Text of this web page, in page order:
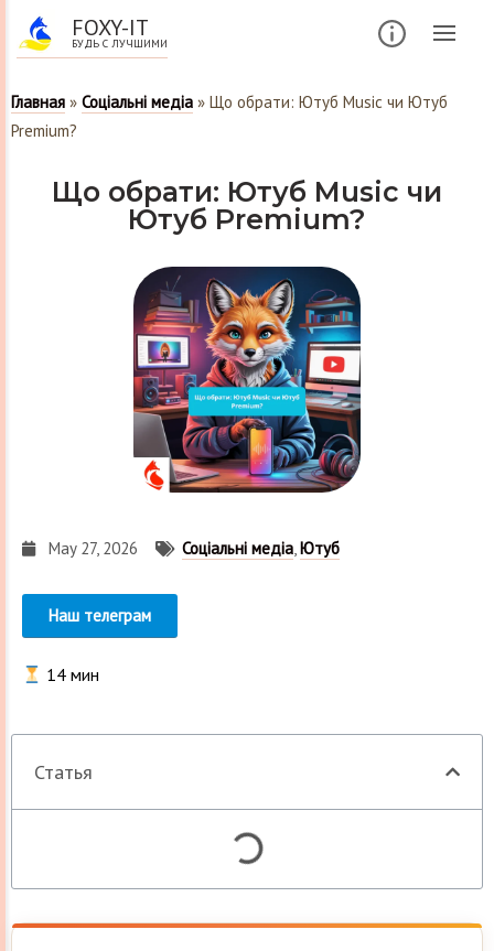
FOXY-IT
БУДЬ С ЛУЧШИМИ
Главная » Соціальні медіа » Що обрати: Ютуб Music чи Ютуб
Premium?
Що обрати: Ютуб Music чи
Ютуб Premium?
May 27, 2026 Соціальні медіа, Ютуб
Наш телеграм
14 мин
Статья